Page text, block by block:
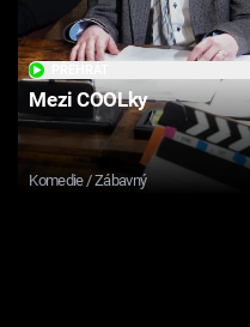
Mezi COOLky
Komedie / Zábavný